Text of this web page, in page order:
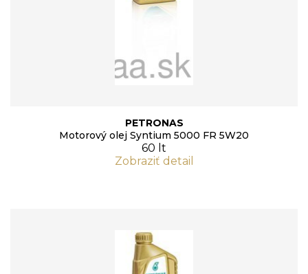
PETRONAS
Motorový olej Syntium 5000 FR 5W20
60 lt
Zobraziť detail